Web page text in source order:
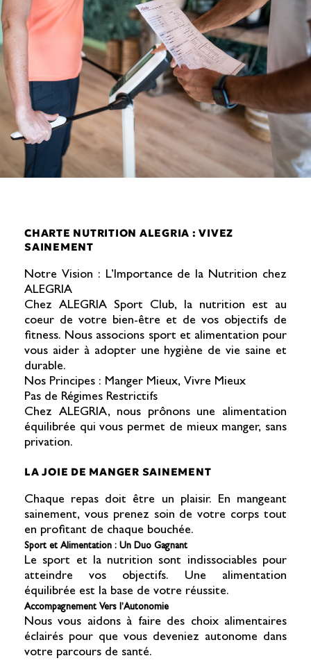
CHARTE NUTRITION ALEGRIA : VIVEZ
SAINEMENT
Notre Vision : L’Importance de la Nutrition chez
ALEGRIA
Chez ALEGRIA Sport Club, la nutrition est au
coeur de votre bien-être et de vos objectifs de
fitness. Nous associons sport et alimentation pour
vous aider à adopter une hygiène de vie saine et
durable.
Nos Principes : Manger Mieux, Vivre Mieux
Pas de Régimes Restrictifs
Chez ALEGRIA, nous prônons une alimentation
équilibrée qui vous permet de mieux manger, sans
privation.
LA JOIE DE MANGER SAINEMENT
Chaque repas doit être un plaisir. En mangeant
sainement, vous prenez soin de votre corps tout
en profitant de chaque bouchée.
Sport et Alimentation : Un Duo Gagnant
Le sport et la nutrition sont indissociables pour
atteindre vos objectifs. Une alimentation
équilibrée est la base de votre réussite.
Accompagnement Vers l’Autonomie
Nous vous aidons à faire des choix alimentaires
éclairés pour que vous deveniez autonome dans
votre parcours de santé.